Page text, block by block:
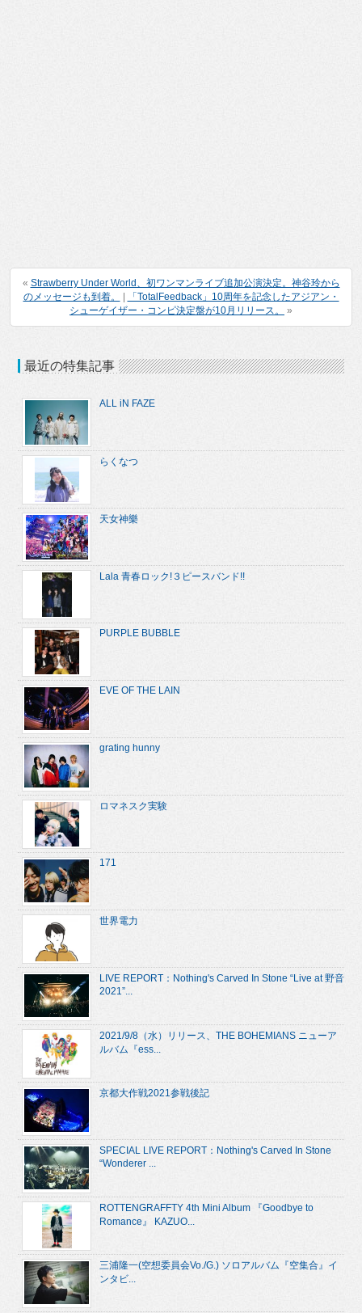
« Strawberry Under World、初ワンマンライブ追加公演決定。神谷玲から
のメッセージも到着。
「TotalFeedback」10周年を記念したアジアン・
シューゲイザー・コンピ決定盤が10月リリース。
»
最近の特集記事
ALL iN FAZE
らくなつ
天女神樂
Lala 青春ロック!３ピースバンド!!
PURPLE BUBBLE
EVE OF THE LAIN
grating hunny
ロマネスク実験
171
世界電力
LIVE REPORT：Nothing's Carved In Stone “Live at 野音
2021”...
2021/9/8（水）リリース、THE BOHEMIANS ニューア
ルバム『ess...
京都大作戦2021参戦後記
SPECIAL LIVE REPORT：Nothing's Carved In Stone
“Wonderer ...
ROTTENGRAFFTY 4th Mini Album 『Goodbye to
Romance』 KAZUO...
三浦隆一(空想委員会Vo./G.) ソロアルバム『空集合』イ
ンタビ...